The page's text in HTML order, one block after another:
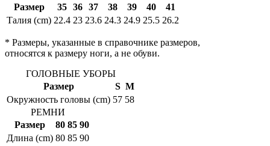
Размер
35 36 37 38 39 40
41
Талия (cm) 22.4 23 23.6 24.3 24.9 25.5 26.2
* Размеры, указанные в справочнике размеров,
относятся к размеру ноги, а не обуви.
ГОЛОВНЫЕ УБОРЫ
Размер
S M
Окружность головы (cm) 57 58
РЕМНИ
Размер
80 85 90
Длина (cm) 80 85 90